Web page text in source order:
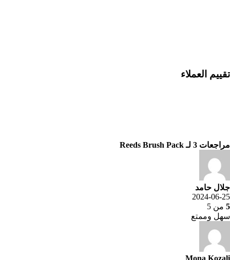
تقييم العملاء
مراجعات 3 لـ Reeds Brush Pack
جلال حامد
2024-06-25
5 من 5
سهل وممتع